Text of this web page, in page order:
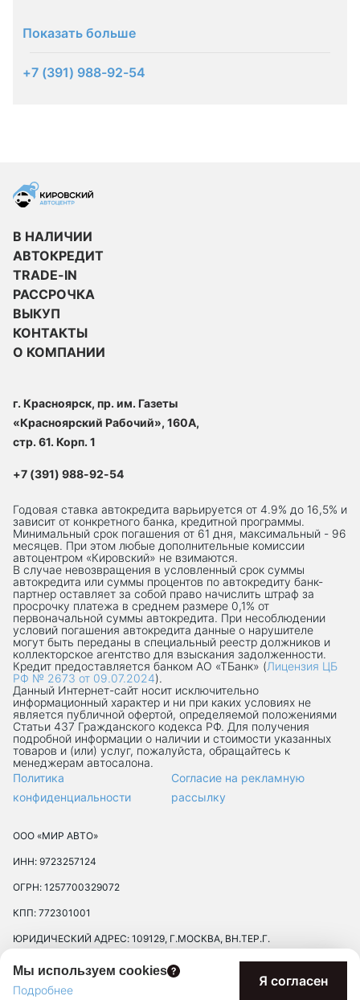
Показать больше
+7 (391) 988-92-54
Мы используем cookies
Подробнее
Я согласен
В НАЛИЧИИ
АВТОКРЕДИТ
TRADE-IN
РАССРОЧКА
ВЫКУП
КОНТАКТЫ
О КОМПАНИИ
г. Красноярск, пр. им. Газеты
«Красноярский Рабочий», 160А,
стр. 61. Корп. 1
+7 (391) 988-92-54
Годовая ставка автокредита варьируется от 4.9% до 16,5% и
зависит от конкретного банка, кредитной программы.
Минимальный срок погашения от 61 дня, максимальный - 96
месяцев. При этом любые дополнительные комиссии
автоцентром «Кировский» не взимаются.
В случае невозвращения в условленный срок суммы
автокредита или суммы процентов по автокредиту банк-
партнер оставляет за собой право начислить штраф за
просрочку платежа в среднем размере 0,1% от
первоначальной суммы автокредита. При несоблюдении
условий погашения автокредита данные о нарушителе
могут быть переданы в специальный реестр должников и
коллекторское агентство для взыскания задолженности.
Кредит предоставляется банком АО «ТБанк» (Лицензия ЦБ
РФ № 2673 от 09.07.2024).
Данный Интернет-сaйт носит исключительно
информационный характер и ни при каких условиях не
является публичной офертой, определяемой положениями
Статьи 437 Гражданского кодекса РФ. Для получения
подробной информации о наличии и стоимости указанных
товаров и (или) услуг, пожалуйста, обращайтесь к
менеджерам автосалона.
Политика
конфиденциальности
Согласие на рекламную
рассылку
ООО «МИР АВТО»
ИНН: 9723257124
ОГРН: 1257700329072
КПП: 772301001
ЮРИДИЧЕСКИЙ АДРЕС: 109129, Г.МОСКВА, ВН.ТЕР.Г.
ТЕКСТИЛЬЩИКОВ, Д. 13, К. 2, ПОМЕЩ. 17/8П